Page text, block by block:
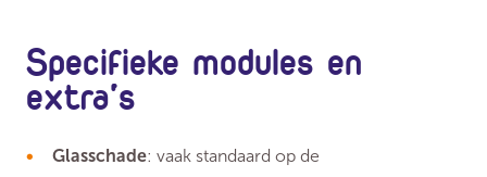
Specifieke modules en
extra's
Glasschade: vaak standaard op de